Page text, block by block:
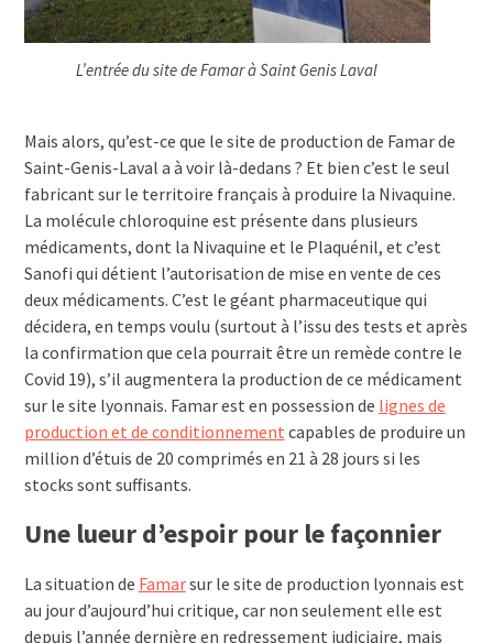
L’entrée du site de Famar à Saint Genis Laval
Mais alors, qu’est-ce que le site de production de Famar de
Saint-Genis-Laval a à voir là-dedans ? Et bien c’est le seul
fabricant sur le territoire français à produire la Nivaquine.
La molécule chloroquine est présente dans plusieurs
médicaments, dont la Nivaquine et le Plaquénil, et c’est
Sanofi qui détient l’autorisation de mise en vente de ces
deux médicaments. C’est le géant pharmaceutique qui
décidera, en temps voulu (surtout à l’issu des tests et après
la confirmation que cela pourrait être un remède contre le
Covid 19), s’il augmentera la production de ce médicament
sur le site lyonnais. Famar est en possession de lignes de
production et de conditionnement capables de produire un
million d’étuis de 20 comprimés en 21 à 28 jours si les
stocks sont suffisants.
Une lueur d’espoir pour le façonnier
La situation de Famarsur le site de production lyonnais est
au jour d’aujourd’hui critique, car non seulement elle est
depuis l’année dernière en redressement judiciaire, mais